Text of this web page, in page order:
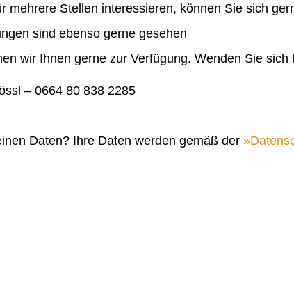
mehrere Stellen interessieren, können Sie sich
sind ebenso gerne gesehen
wir Ihnen gerne zur Verfügung. Wenden Sie sich
– 0664 80 838 2285
Daten? Ihre Daten werden gemäß der